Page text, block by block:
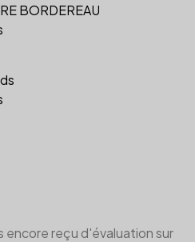
BORDEREAU
encore reçu d'évaluation sur